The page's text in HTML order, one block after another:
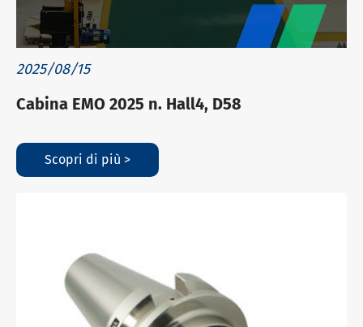
2025/08/15
Cabina EMO 2025 n. Hall4, D58
Scopri di più >